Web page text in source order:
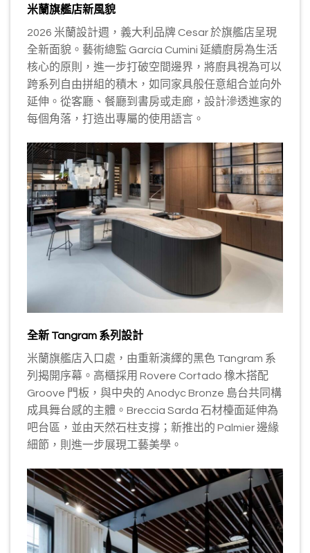
米蘭旗艦店新風貌
2026 米蘭設計週，義大利品牌 Cesar 於旗艦店呈現
全新面貌。藝術總監 García Cumini 延續廚房為生活
核心的原則，進一步打破空間邊界，將廚具視為可以
跨系列自由拼組的積木，如同家具般任意組合並向外
延伸。從客廳、餐廳到書房或走廊，設計滲透進家的
每個角落，打造出專屬的使用語言。
全新 Tangram 系列設計
米蘭旗艦店入口處，由重新演繹的黑色 Tangram 系
列揭開序幕。高櫃採用 Rovere Cortado 橡木搭配
Groove 門板，與中央的 Anodyc Bronze 島台共同構
成具舞台感的主體。Breccia Sarda 石材檯面延伸為
吧台區，並由天然石柱支撐；新推出的 Palmier 邊緣
細節，則進一步展現工藝美學。